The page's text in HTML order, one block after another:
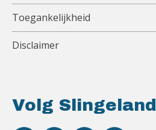
Volg Slingeland
Toegankelijkheid
Disclaimer